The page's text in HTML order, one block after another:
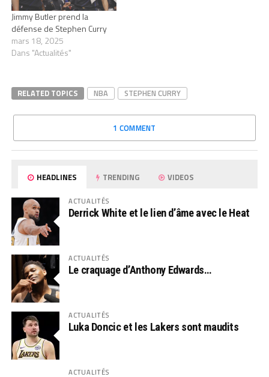
Jimmy Butler prend la
défense de Stephen Curry
mars 18, 2025
Dans "Actualités"
RELATED TOPICS NBA STEPHEN CURRY
1 COMMENT
HEADLINES TRENDING VIDEOS
ACTUALITÉS
Derrick White et le lien d’âme avec le Heat
ACTUALITÉS
Le craquage d’Anthony Edwards…
ACTUALITÉS
Luka Doncic et les Lakers sont maudits
ACTUALITÉS